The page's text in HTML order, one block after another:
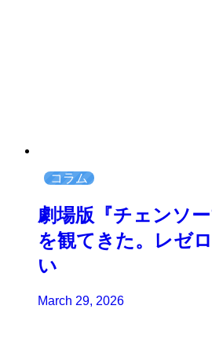
コラム
劇場版『チェンソー
を観てきた。レゼ
い
March 29, 2026